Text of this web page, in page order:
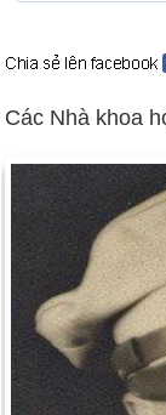
Bird khét tiếng
tổng tuyển cử.
Các Nhà khoa